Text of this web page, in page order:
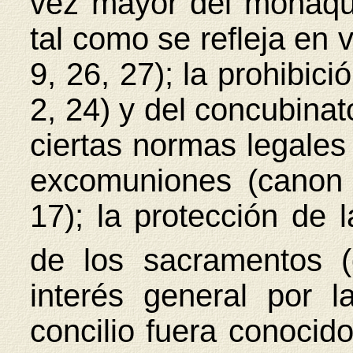
tal como se refleja en
9, 26, 27); la
2, 24) y del
ciertas normas
excomuniones
17); la protección de
de los sacramentos
interés general por
concilio fuera